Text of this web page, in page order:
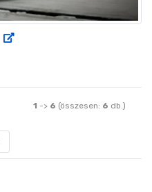
1 -> 6 (összesen: 6 db.)